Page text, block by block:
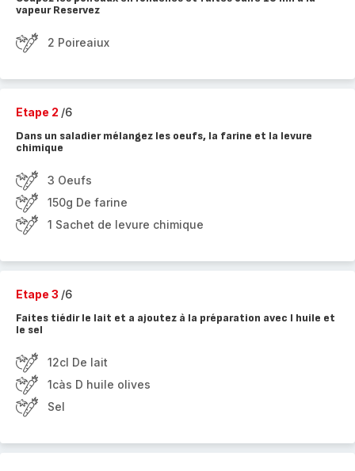
vapeur Reservez
2 Poireaiux
Etape 2 /6
Dans un saladier mélangez les oeufs, la farine et la levure
chimique
3 Oeufs
150g De farine
1 Sachet de levure chimique
Etape 3 /6
Faites tiédir le lait et a ajoutez à la préparation avec l huile et
le sel
12cl De lait
1càs D huile olives
Sel